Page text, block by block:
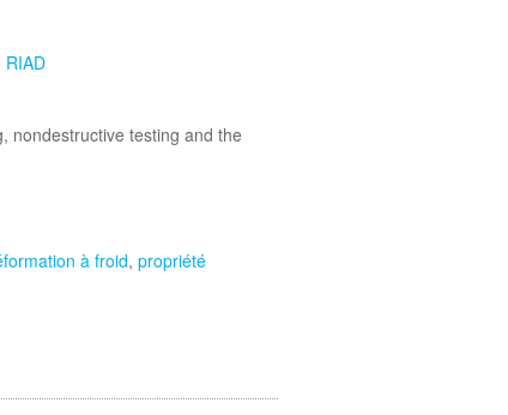
RIAD
nondestructive testing and the
à froid, propriété